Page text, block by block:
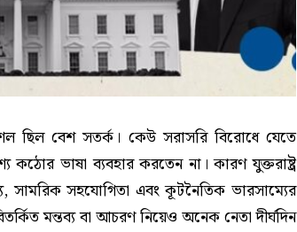
ছিল বেশ সতর্ক। কেউ সরাসরি বিরোধে যেতে
ভাষা ব্যবহার করতেন না। কারণ যুক্তরাষ্ট্র
সামরিক সহযোগিতা এবং কূটনৈতিক ভারসাম্যের
মন্তব্য বা আচরণ নিয়েও অনেক নেতা দীর্ঘদিন